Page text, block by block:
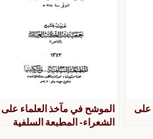
على
الموشح في مآخذ العلماء على
الشعراء- المطبعة السلفية